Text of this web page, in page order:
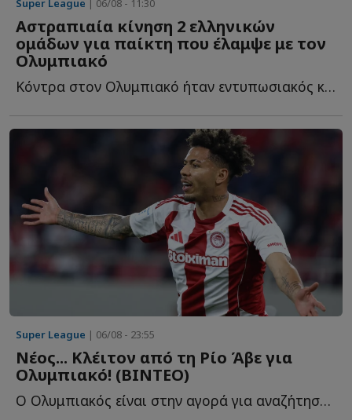
Super League | 06/08 - 11:30
Αστραπιαία κίνηση 2 ελληνικών
ομάδων για παίκτη που έλαμψε με τον
Ολυμπιακό
Κόντρα στον Ολυμπιακό ήταν εντυπωσιακός και ήδη δύο ε...
Super League | 06/08 - 23:55
Νέος... Κλέιτον από τη Ρίο Άβε για
Ολυμπιακό! (ΒΙΝΤΕΟ)
Ο Ολυμπιακός είναι στην αγορά για αναζήτηση επιθετικού, λ...